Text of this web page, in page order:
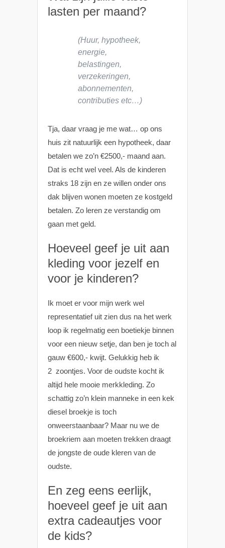
lasten per maand?
(Huur, hypotheek,
energie,
belastingen,
verzekeringen,
abonnementen,
contributies etc…)
Tja, daar vraag je me wat… op ons
huis zit natuurlijk een hypotheek, daar
betalen we zo’n €2500,- maand aan.
Dat is echt wel veel. Als de kinderen
straks 18 zijn en ze willen onder ons
dak blijven wonen moeten ze kostgeld
betalen. Zo leren ze verstandig om
gaan met geld.
Hoeveel geef je uit aan
kleding voor jezelf en
voor je kinderen?
Ik moet er voor mijn werk wel
representatief uit zien dus na het werk
loop ik regelmatig een boetiekje binnen
voor een nieuw setje, dan ben je toch al
gauw €600,- kwijt. Gelukkig heb ik
2 zoontjes. Voor de oudste kocht ik
altijd hele mooie merkkleding. Zo
schattig zo’n klein manneke in een kek
diesel broekje is toch
onweerstaanbaar? Maar nu we de
broekriem aan moeten trekken draagt
de jongste de oude kleren van de
oudste.
En zeg eens eerlijk,
hoeveel geef je uit aan
extra cadeautjes voor
de kids?